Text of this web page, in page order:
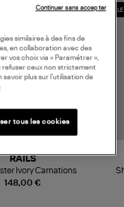
148,00 €
RAILS
Ivory Carnations
similaires à des fins de
en collaboration avec des
vos choix via « Paramétrer »,
refuser ceux non strictement
plus sur l’utilisation de
tous les cookies
Continuer sans accepter